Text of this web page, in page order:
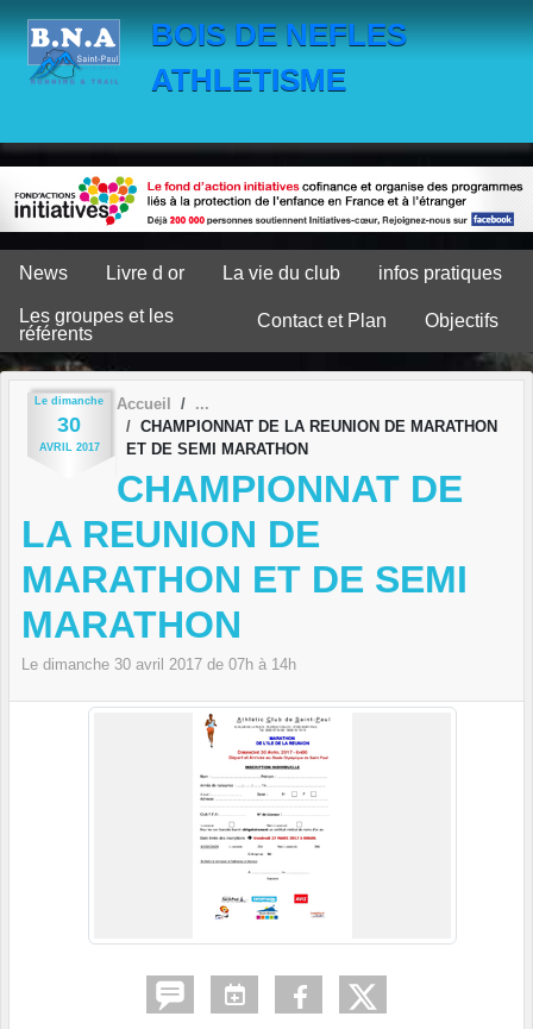
BOIS DE NEFLES
ATHLETISME
News Livre d or La vie du club infos pratiques
Les groupes et les
référents
Contact et Plan Objectifs
Le dimanche
30
AVRIL 2017
Accueil
CHAMPIONNAT DE LA REUNION DE MARATHON
ET DE SEMI MARATHON
CHAMPIONNAT DE
LA REUNION DE
MARATHON ET DE SEMI
MARATHON
Le dimanche 30 avril 2017 de 07h à 14h